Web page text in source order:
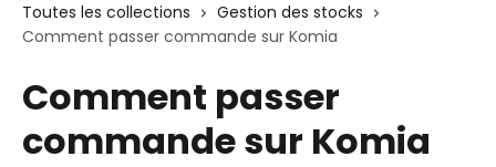
Toutes les collections
Gestion des stocks
Comment passer commande sur Komia
Comment passer
commande sur Komia